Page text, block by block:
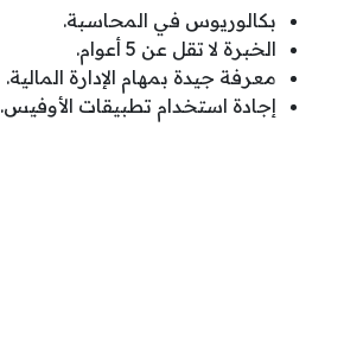
بكالوريوس في المحاسبة.
الخبرة لا تقل عن 5 أعوام.
معرفة جيدة بمهام الإدارة المالية.
إجادة استخدام تطبيقات الأوفيس.